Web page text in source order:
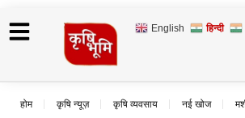
English हिन्दी
होम कृषि न्यूज़ कृषि व्यवसाय नई खोज